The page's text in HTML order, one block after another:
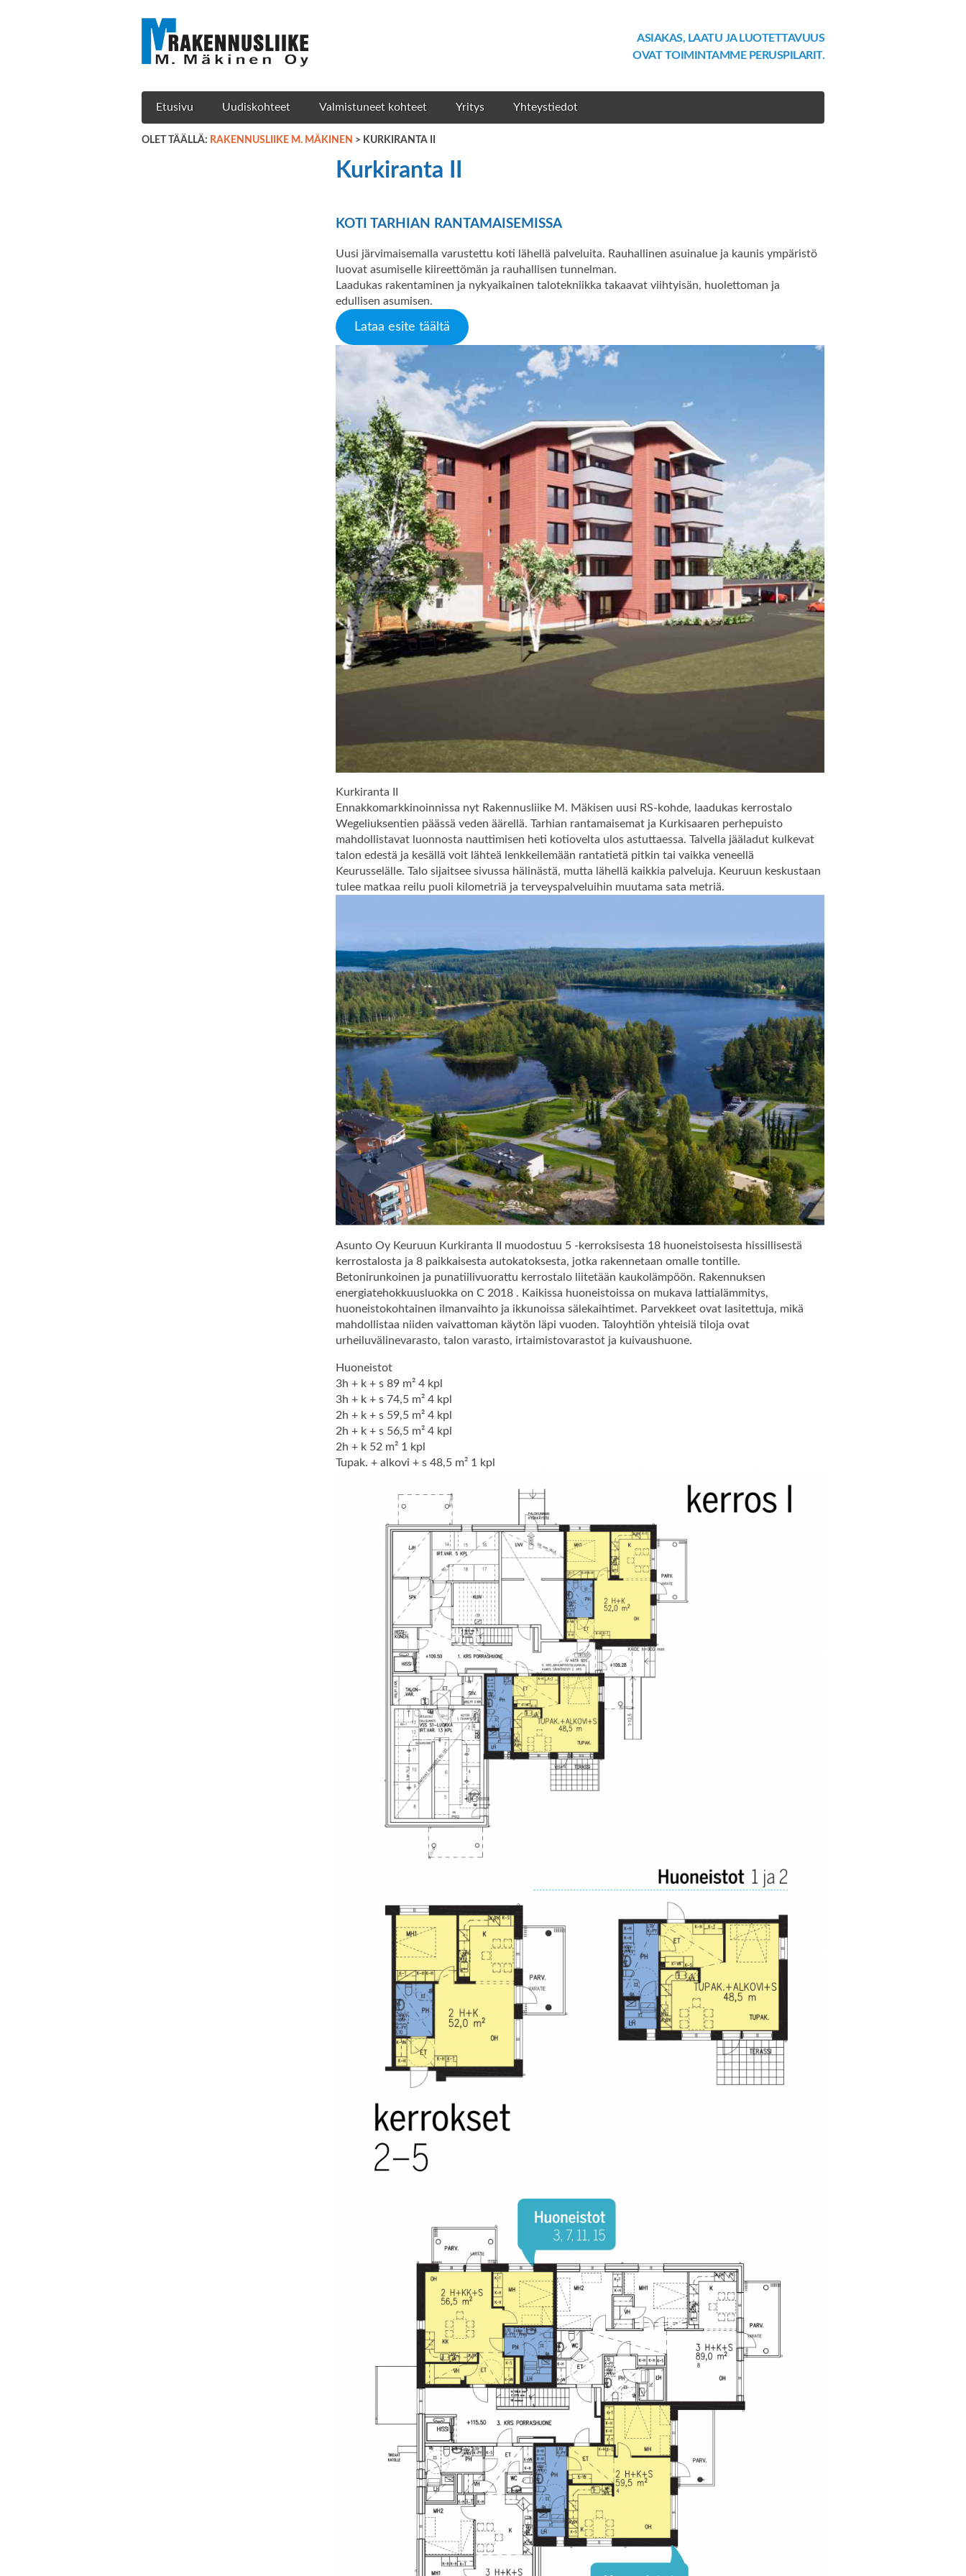
ASIAKAS, LAATU JA LUOTETTAVUUS
OVAT TOIMINTAMME PERUSPILARIT.
Etusivu Uudiskohteet Valmistuneet kohteet Yritys Yhteystiedot
OLET TÄÄLLÄ: RAKENNUSLIIKE M. MÄKINEN > KURKIRANTA II
Kurkiranta II
KOTI TARHIAN RANTAMAISEMISSA
Uusi järvimaisemalla varustettu koti lähellä palveluita. Rauhallinen asuinalue ja kaunis ympäristö
luovat asumiselle kiireettömän ja rauhallisen tunnelman.
Laadukas rakentaminen ja nykyaikainen talotekniikka takaavat viihtyisän, huolettoman ja
edullisen asumisen.
Lataa esite täältä
Kurkiranta II
Ennakkomarkkinoinnissa nyt Rakennusliike M. Mäkisen uusi RS-kohde, laadukas kerrostalo
Wegeliuksentien päässä veden äärellä. Tarhian rantamaisemat ja Kurkisaaren perhepuisto
mahdollistavat luonnosta nauttimisen heti kotiovelta ulos astuttaessa. Talvella jääladut kulkevat
talon edestä ja kesällä voit lähteä lenkkeilemään rantatietä pitkin tai vaikka veneellä
Keurusselälle. Talo sijaitsee sivussa hälinästä, mutta lähellä kaikkia palveluja. Keuruun keskustaan
tulee matkaa reilu puoli kilometriä ja terveyspalveluihin muutama sata metriä.
Asunto Oy Keuruun Kurkiranta II muodostuu 5 -kerroksisesta 18 huoneistoisesta hissillisestä
kerrostalosta ja 8 paikkaisesta autokatoksesta, jotka rakennetaan omalle tontille.
Betonirunkoinen ja punatiilivuorattu kerrostalo liitetään kaukolämpöön. Rakennuksen
energiatehokkuusluokka on C 2018 . Kaikissa huoneistoissa on mukava lattialämmitys,
huoneistokohtainen ilmanvaihto ja ikkunoissa sälekaihtimet. Parvekkeet ovat lasitettuja, mikä
mahdollistaa niiden vaivattoman käytön läpi vuoden. Taloyhtiön yhteisiä tiloja ovat
urheiluvälinevarasto, talon varasto, irtaimistovarastot ja kuivaushuone.
Huoneistot
3h + k + s 89 m² 4 kpl
3h + k + s 74,5 m² 4 kpl
2h + k + s 59,5 m² 4 kpl
2h + k + s 56,5 m² 4 kpl
2h + k 52 m² 1 kpl
Tupak. + alkovi + s 48,5 m² 1 kpl